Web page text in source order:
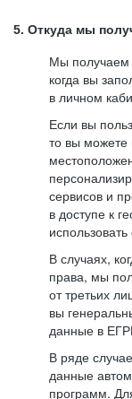
5. Откуда мы
Мы получаем
когда вы
в личном
Если вы
то вы можете
сервисов и
в доступе к
В случаях,
права, мы
от третьих
вы
данные в
В ряде
данные
программ.